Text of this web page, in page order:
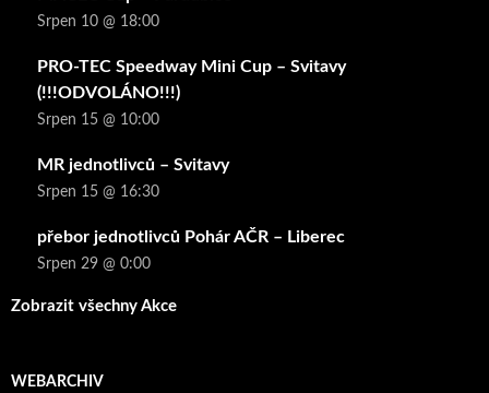
Srpen 10 @ 18:00
PRO-TEC Speedway Mini Cup – Svitavy
(!!!ODVOLÁNO!!!)
Srpen 15 @ 10:00
MR jednotlivců – Svitavy
Srpen 15 @ 16:30
přebor jednotlivců Pohár AČR – Liberec
Srpen 29 @ 0:00
Zobrazit všechny Akce
WEBARCHIV